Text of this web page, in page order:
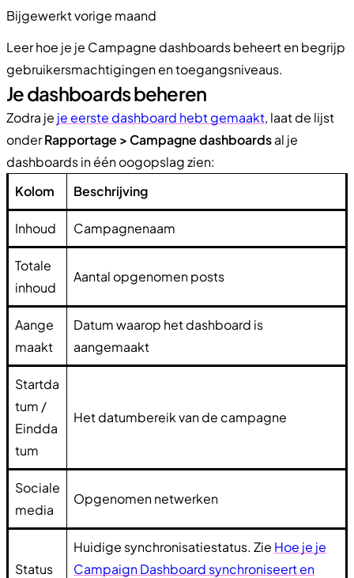
Bijgewerkt vorige maand
Leer hoe je je Campagne dashboards beheert en begrijp
gebruikersmachtigingen en toegangsniveaus.
Je dashboards beheren
Zodra je je eerste dashboard hebt gemaakt, laat de lijst
onderRapportage > Campagne dashboardsal je
dashboards in één oogopslag zien:
Kolom
Beschrijving
Inhoud Campagnenaam
Totale
inhoud
Aantal opgenomen posts
Aange
maakt
Datum waarop het dashboard is
aangemaakt
Startda
tum /
Eindda
tum
Het datumbereik van de campagne
Sociale
media
Opgenomen netwerken
Status
Huidige synchronisatiestatus. Zie Hoe je je
Campaign Dashboard synchroniseert en